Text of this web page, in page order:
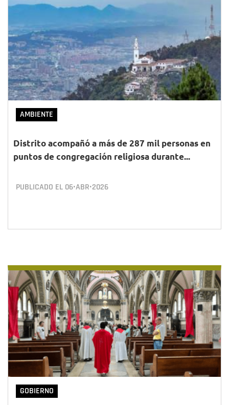
AMBIENTE
Distrito acompañó a más de 287 mil personas en
puntos de congregación religiosa durante...
PUBLICADO EL 06•ABR•2026
GOBIERNO